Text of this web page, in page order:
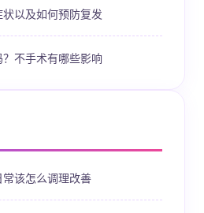
以及如何预防复发
不手术有哪些影响
该怎么调理改善